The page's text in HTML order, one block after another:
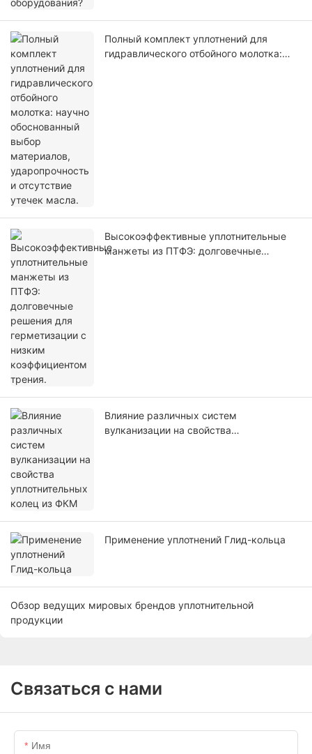
Полный комплект уплотнений для
гидравлического отбойного молотка:
Высокоэффективные уплотнительные
манжеты из ПТФЭ: долговечные
Влияние различных систем
вулканизации на свойства
Применение уплотнений Глид-кольца
Обзор ведущих мировых брендов уплотнительной
продукции
Связаться с нами
Имя